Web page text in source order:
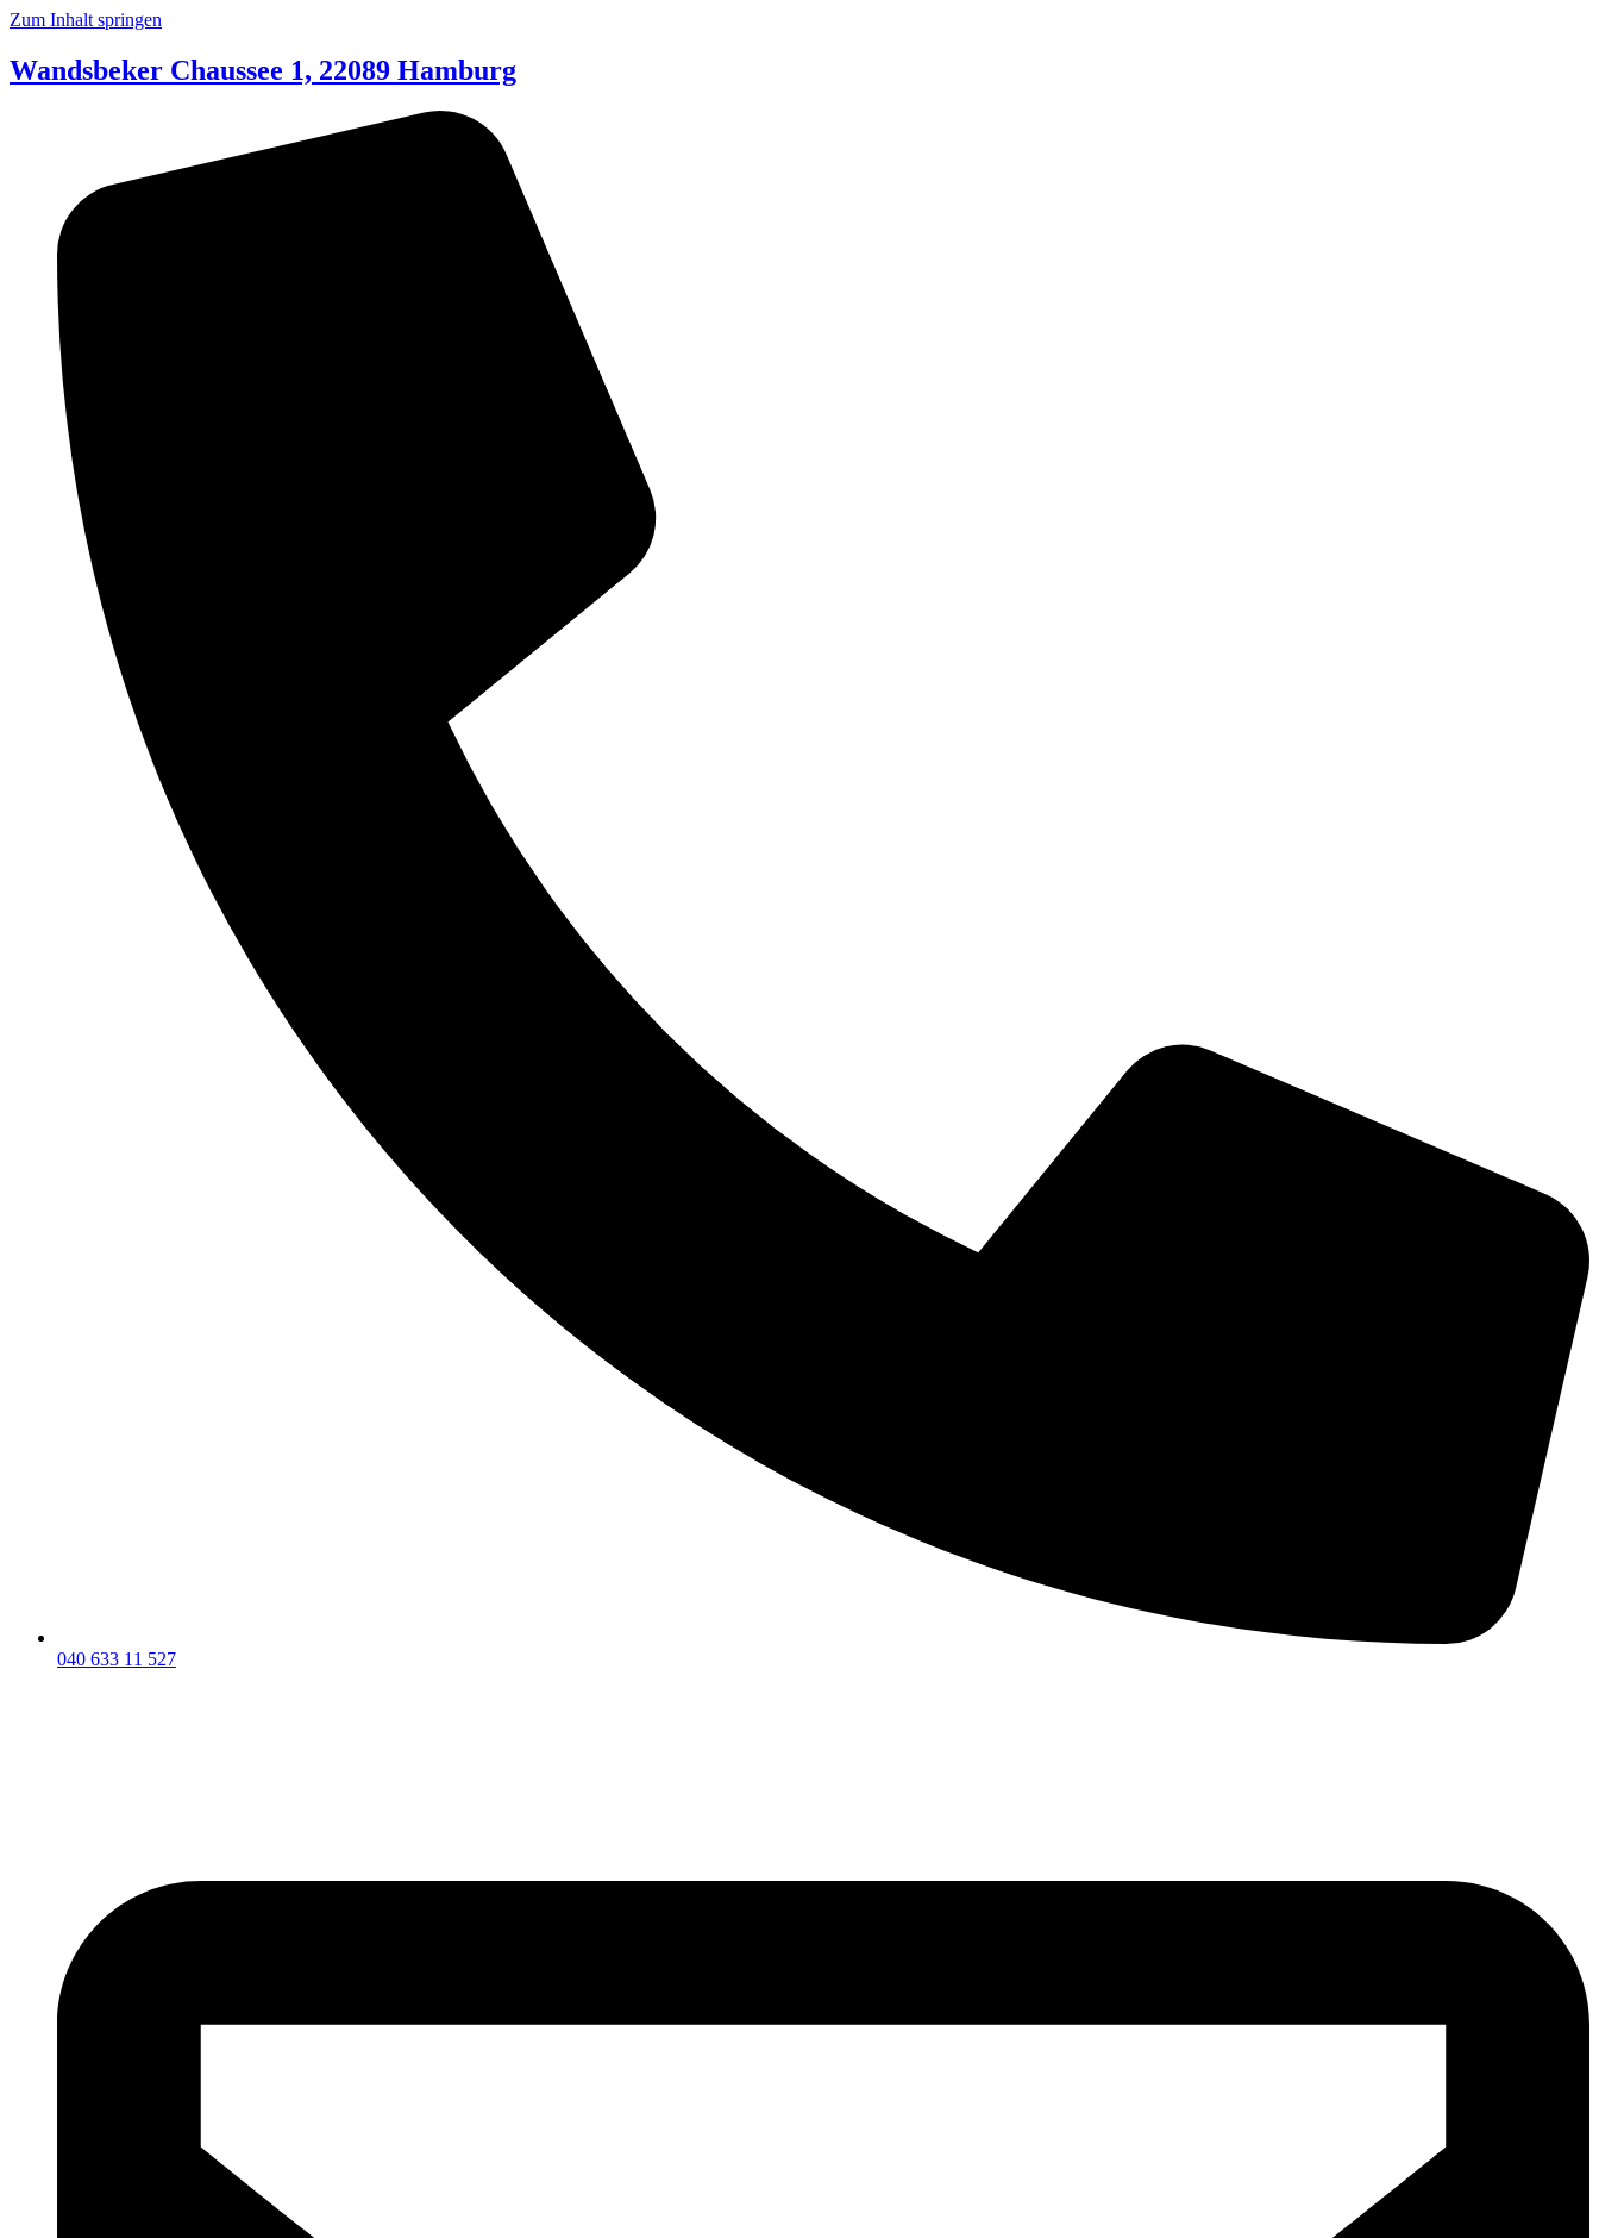
Zum Inhalt springen
Wandsbeker Chaussee 1, 22089 Hamburg
040 633 11 527